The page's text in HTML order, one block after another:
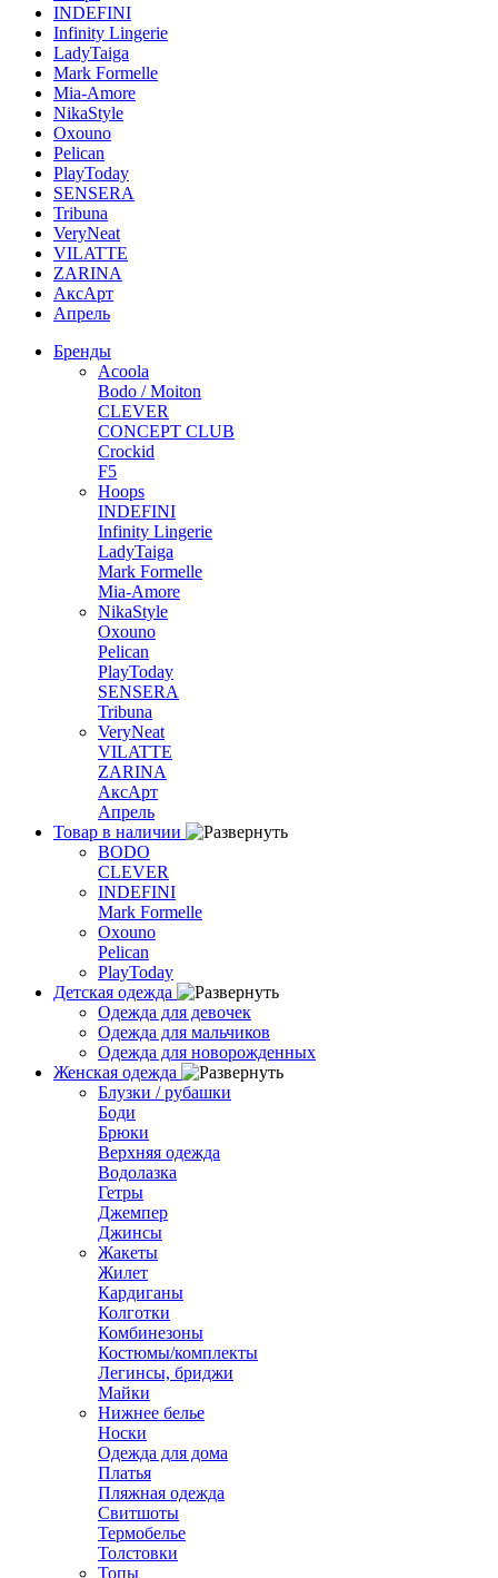
INDEFINI
Infinity Lingerie
LadyTaiga
Mark Formelle
Mia-Amore
NikaStyle
Oxouno
Pelican
PlayToday
SENSERA
Tribuna
VeryNeat
VILATTE
ZARINA
АксАрт
Апрель
Бренды
Acoola
Bodo / Moiton
CLEVER
CONCEPT CLUB
Crockid
F5
Hoops
INDEFINI
Infinity Lingerie
LadyTaiga
Mark Formelle
Mia-Amore
NikaStyle
Oxouno
Pelican
PlayToday
SENSERA
Tribuna
VeryNeat
VILATTE
ZARINA
АксАрт
Апрель
Товар в наличии
BODO
CLEVER
INDEFINI
Mark Formelle
Oxouno
Pelican
PlayToday
Детская одежда
Одежда для девочек
Одежда для мальчиков
Одежда для новорожденных
Женская одежда
Блузки / рубашки
Боди
Брюки
Верхняя одежда
Водолазка
Гетры
Джемпер
Джинсы
Жакеты
Жилет
Кардиганы
Колготки
Комбинезоны
Костюмы/комплекты
Легинсы, бриджи
Майки
Нижнее белье
Носки
Одежда для дома
Платья
Пляжная одежда
Свитшоты
Термобелье
Толстовки
Топы